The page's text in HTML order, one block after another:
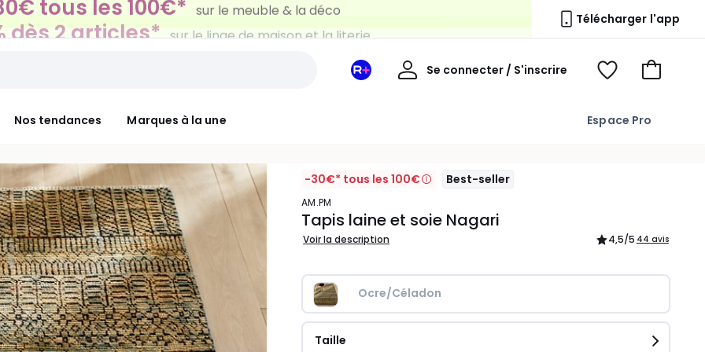
dès 2 articles* sur le linge de maison et la literie Télécharger l'app
Nos tendances Marques à la une Espace Pro
Mon
Se connecter / S'inscrire
Mon
Voir
Voir
-30€* tous les 100€ Best-seller
AM.PM
Tapis laine et soie Nagari
Voir la description 4,5/5 44 avis
Ocre/Céladon
Taille